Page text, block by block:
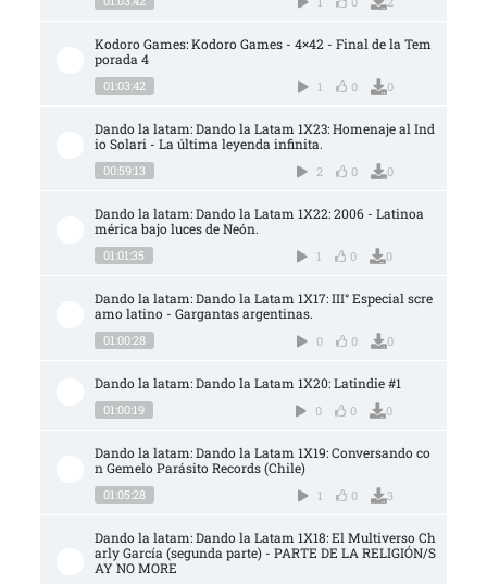
Kodoro Games: Kodoro Games - 4×42 - Final de la Tem
porada 4
01:03:42 1 0 0
Dando la latam: Dando la Latam 1X23: Homenaje al Ind
io Solari - La última leyenda infinita.
00:59:13 2 0 0
Dando la latam: Dando la Latam 1X22: 2006 - Latinoa
mérica bajo luces de Neón.
01:01:35 1 0 0
Dando la latam: Dando la Latam 1X17: III° Especial scre
amo latino - Gargantas argentinas.
01:00:28 0 0 0
Dando la latam: Dando la Latam 1X20: Latindie #1
01:00:19 0 0 0
Dando la latam: Dando la Latam 1X19: Conversando co
n Gemelo Parásito Records (Chile)
01:05:28 1 0 3
Dando la latam: Dando la Latam 1X18: El Multiverso Ch
arly García (segunda parte) - PARTE DE LA RELIGIÓN/S
AY NO MORE